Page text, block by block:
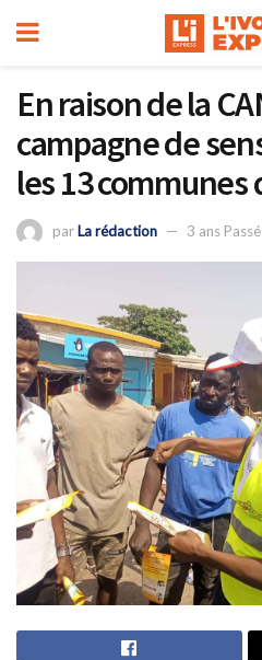
En raison de la
campagne de
les 13 communes
parLa rédaction 3 ans Passé